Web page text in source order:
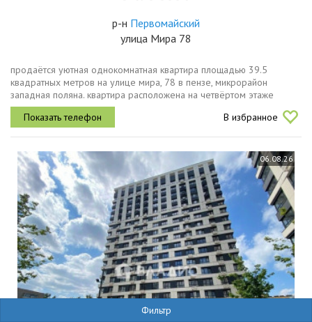
Фильтр
р-н Первомайский
улица Мира 78
продаётся уютная однокомнатная квартира площадью 39.5
квадратных метров на улице мира, 78 в пензе, микрорайон
западная поляна. квартира расположена на четвёртом этаже
восемнадцатиэтажного монолитного дома, построенного в 2021
году.просторная жилая...
В избранное
06.08.26